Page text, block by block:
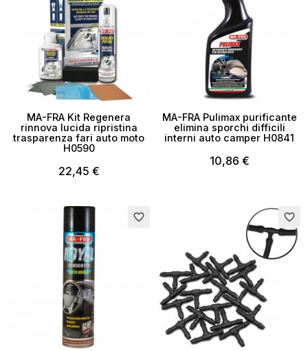
MA-FRA Kit Regenera
rinnova lucida ripristina
trasparenza fari auto moto
H0590
22,45 €
MA-FRA Pulimax purificante
elimina sporchi difficili
interni auto camper H0841
10,86 €
favorite_border favorite_border